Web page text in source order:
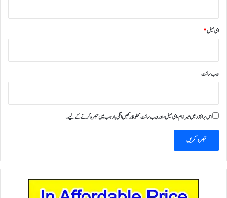
ای میل*
ویب‌ سائٹ
اس براؤزر میں میرا نام، ای میل، اور ویب سائٹ محفوظ رکھیں اگلی بار جب میں تبصرہ کرنے کےلیے۔